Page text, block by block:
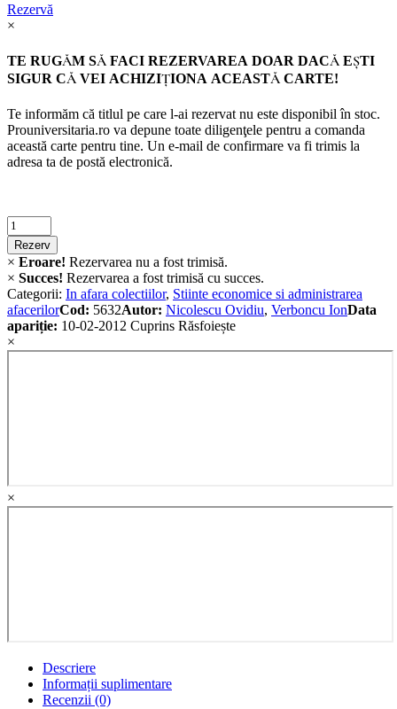
Rezervă
×
TE RUGĂM SĂ FACI REZERVAREA DOAR DACĂ EŞTI
SIGUR CĂ VEI ACHIZIŢIONA ACEASTĂ CARTE!
Te informăm că titlul pe care l-ai rezervat nu este disponibil în stoc.
Prouniversitaria.ro va depune toate diligenţele pentru a comanda
această carte pentru tine. Un e-mail de confirmare va fi trimis la
adresa ta de postă electronică.
Criminalistica
quantity
Rezerv
× Eroare! Rezervarea nu a fost trimisă.
× Succes! Rezervarea a fost trimisă cu succes.
Categorii: In afara colectiilor, Stiinte economice si administrarea
afacerilorCod: 5632Autor: Nicolescu Ovidiu, Verboncu IonData
apariție: 10-02-2012 Cuprins Răsfoiește
×
×
Descriere
Informații suplimentare
Recenzii (0)